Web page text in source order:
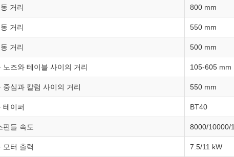
거리 800 mm
거리 550 mm
거리 500 mm
노즈와 테이블 사이의 거리 105-605 mm
중심과 칼럼 사이의 거리 550 mm
테이퍼 BT40
핀들 속도 8000/10000/
모터 출력 7.5/11 kW